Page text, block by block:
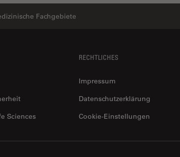
Fachgebiete
Sciences
RECHTLICHES
Impressum
Datenschutzerklärung
Cookie-Einstellungen